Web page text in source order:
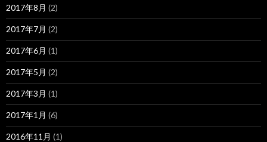
2017年8月 (2)
2017年7月 (2)
2017年6月 (1)
2017年5月 (2)
2017年3月 (1)
2017年1月 (6)
2016年11月 (1)